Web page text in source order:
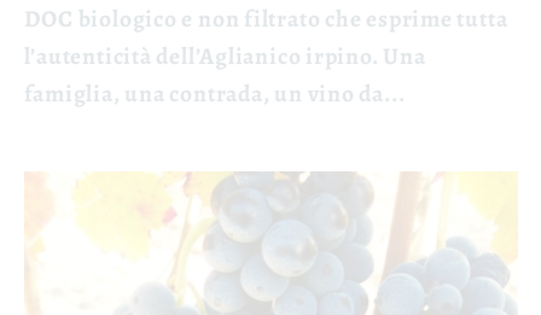
DOC biologico e non filtrato che esprime tutta
l’autenticità dell’Aglianico irpino. Una
famiglia, una contrada, un vino da...